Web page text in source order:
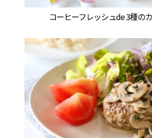
コーヒーフレッシュde 3種の